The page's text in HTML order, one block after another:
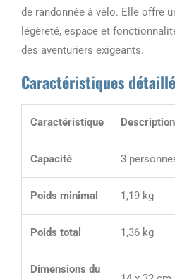
de randonnée à vélo. Elle offre
légèreté, espace et
des aventuriers exigeants.
Caractéristiques
Caractéristique Description
Capacité 3
Poids minimal 1,19 kg
Poids total 1,36 kg
Dimensions du